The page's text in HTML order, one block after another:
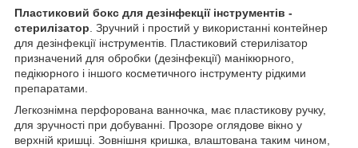
Пластиковий бокс для дезінфекції інструментів -
стерилізатор . Зручний і простий у використанні контейнер
для дезінфекції інструментів. Пластиковий стерилізатор
призначений для обробки (дезінфекції) манікюрного,
педікюрного і іншого косметичного інструменту рідкими
препаратами.
Легкознімна перфорована ванночка, має пластикову ручку,
для зручності при добуванні. Прозоре оглядове вікно у
верхній кришці. Зовнішня кришка, влаштована таким чином,